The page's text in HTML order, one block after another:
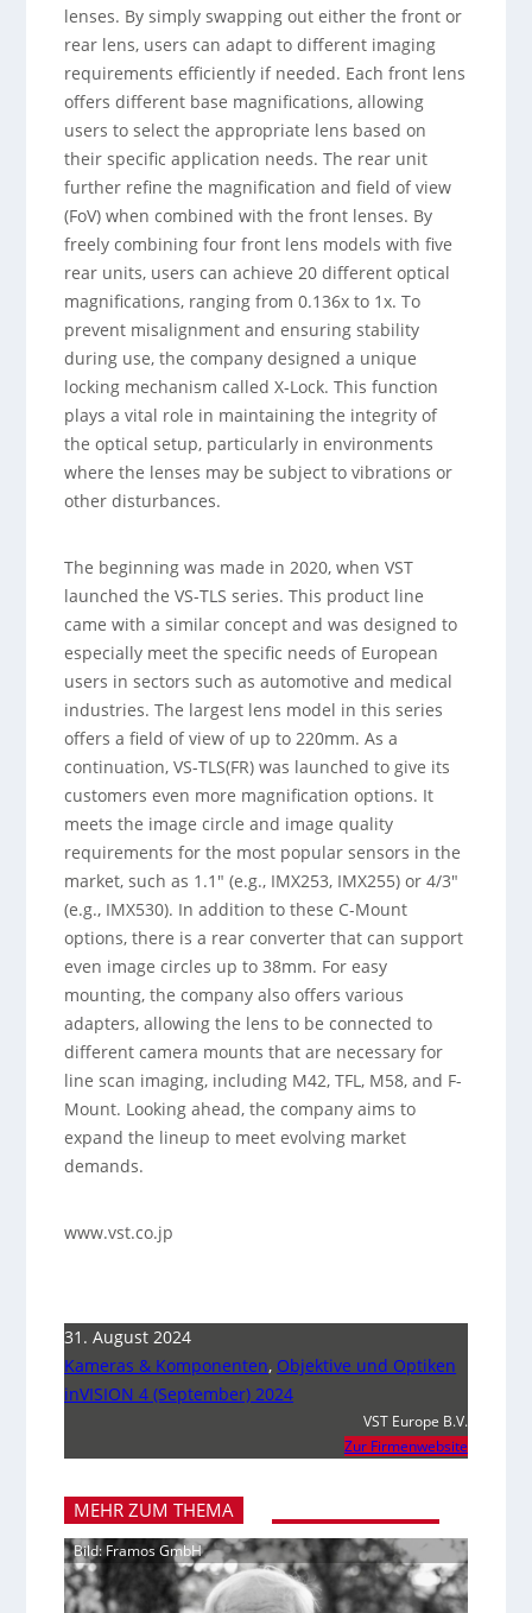
lenses. By simply swapping out either the front or
rear lens, users can adapt to different imaging
requirements efficiently if needed. Each front lens
offers different base magnifications, allowing
users to select the appropriate lens based on
their specific application needs. The rear unit
further refine the magnification and field of view
(FoV) when combined with the front lenses. By
freely combining four front lens models with five
rear units, users can achieve 20 different optical
magnifications, ranging from 0.136x to 1x. To
prevent misalignment and ensuring stability
during use, the company designed a unique
locking mechanism called X-Lock. This function
plays a vital role in maintaining the integrity of
the optical setup, particularly in environments
where the lenses may be subject to vibrations or
other disturbances.
The beginning was made in 2020, when VST
launched the VS-TLS series. This product line
came with a similar concept and was designed to
especially meet the specific needs of European
users in sectors such as automotive and medical
industries. The largest lens model in this series
offers a field of view of up to 220mm. As a
continuation, VS-TLS(FR) was launched to give its
customers even more magnification options. It
meets the image circle and image quality
requirements for the most popular sensors in the
market, such as 1.1″ (e.g., IMX253, IMX255) or 4/3″
(e.g., IMX530). In addition to these C-Mount
options, there is a rear converter that can support
even image circles up to 38mm. For easy
mounting, the company also offers various
adapters, allowing the lens to be connected to
different camera mounts that are necessary for
line scan imaging, including M42, TFL, M58, and F-
Mount. Looking ahead, the company aims to
expand the lineup to meet evolving market
demands.
www.vst.co.jp
31. August 2024
Kameras & Komponenten, Objektive und Optiken
inVISION 4 (September) 2024
VST Europe B.V.
Zur Firmenwebsite
MEHR ZUM THEMA
Bild: Framos GmbH